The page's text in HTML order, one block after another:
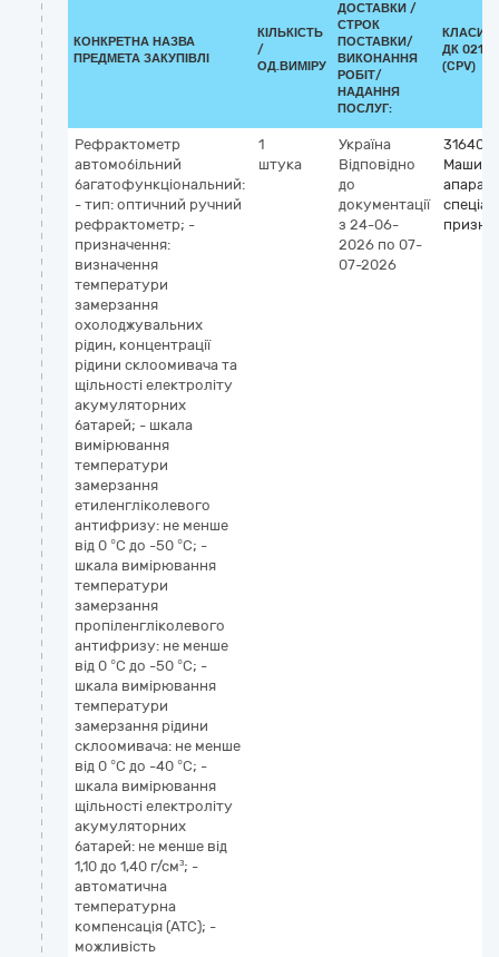
КОНКРЕТНА НАЗВА
ПРЕДМЕТА ЗАКУПІВЛІ
КІЛЬКІСТЬ
/
ОД.ВИМІРУ
ДОСТАВКИ /
СТРОК
ПОСТАВКИ/
ВИКОНАННЯ
РОБІТ/
НАДАННЯ
ПОСЛУГ:
ДК
(CPV)
Рефрактометр
автомобільний
багатофункціональний:
- тип: оптичний ручний
рефрактометр; -
призначення:
визначення
температури
замерзання
охолоджувальних
рідин, концентрації
рідини склоомивача та
щільності електроліту
акумуляторних
батарей; - шкала
вимірювання
температури
замерзання
етиленгліколевого
антифризу: не менше
від 0 °С до -50 °С; -
шкала вимірювання
температури
замерзання
пропіленгліколевого
антифризу: не менше
від 0 °С до -50 °С; -
шкала вимірювання
температури
замерзання рідини
склоомивача: не менше
від 0 °С до -40 °С; -
шкала вимірювання
щільності електроліту
акумуляторних
батарей: не менше від
1,10 до 1,40 г/см³; -
автоматична
температурна
компенсація (ATC); -
можливість
1
штука
Україна
Відповідно
до
документації
з 24-06-
2026 по 07-
07-2026